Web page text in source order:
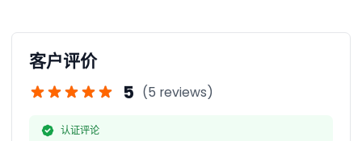
客户评价
5 (5 reviews)
认证评论